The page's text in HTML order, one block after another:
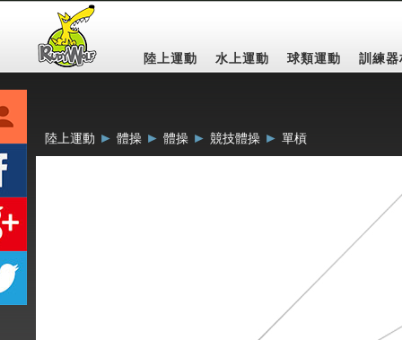
陸上運動 水上運動 球類運動 訓練
陸上運動 ► 體操 ► 體操 ► 競技體操 ► 單槓